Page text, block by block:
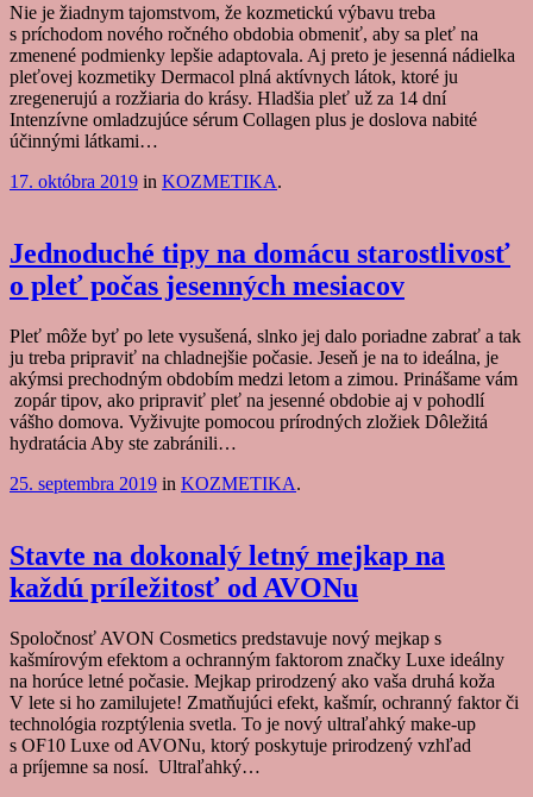
Nie je žiadnym tajomstvom, že kozmetickú výbavu treba
s príchodom nového ročného obdobia obmeniť, aby sa pleť na
zmenené podmienky lepšie adaptovala. Aj preto je jesenná nádielka
pleťovej kozmetiky Dermacol plná aktívnych látok, ktoré ju
zregenerujú a rozžiaria do krásy. Hladšia pleť už za 14 dní
Intenzívne omladzujúce sérum Collagen plus je doslova nabité
účinnými látkami…
17. októbra 2019 in KOZMETIKA.
Jednoduché tipy na domácu starostlivosť
o pleť počas jesenných mesiacov
Pleť môže byť po lete vysušená, slnko jej dalo poriadne zabrať a tak
ju treba pripraviť na chladnejšie počasie. Jeseň je na to ideálna, je
akýmsi prechodným obdobím medzi letom a zimou. Prinášame vám
zopár tipov, ako pripraviť pleť na jesenné obdobie aj v pohodlí
vášho domova. Vyživujte pomocou prírodných zložiek Dôležitá
hydratácia Aby ste zabránili…
25. septembra 2019 in KOZMETIKA.
Stavte na dokonalý letný mejkap na
každú príležitosť od AVONu
Spoločnosť AVON Cosmetics predstavuje nový mejkap s
kašmírovým efektom a ochranným faktorom značky Luxe ideálny
na horúce letné počasie. Mejkap prirodzený ako vaša druhá koža
V lete si ho zamilujete! Zmatňujúci efekt, kašmír, ochranný faktor či
technológia rozptýlenia svetla. To je nový ultraľahký make-up
s OF10 Luxe od AVONu, ktorý poskytuje prirodzený vzhľad
a príjemne sa nosí. Ultraľahký…